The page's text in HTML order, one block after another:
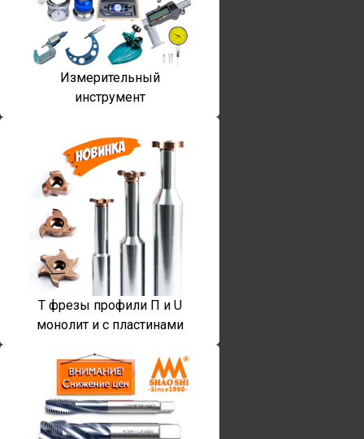
Измерительный
инструмент
T фрезы профили П и U
монолит и с пластинами